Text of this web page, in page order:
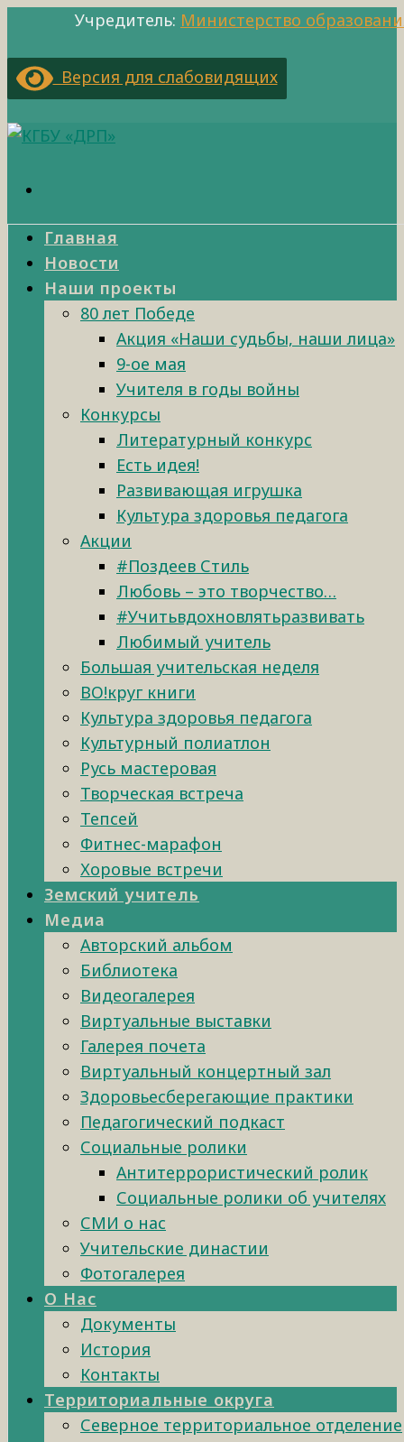
Учредитель: Министерство
Версия для слабовидящих
Главная
Новости
Наши проекты
80 лет Победе
Акция «Наши судьбы, наши лица»
9-ое мая
Учителя в годы войны
Конкурсы
Литературный конкурс
Есть идея!
Развивающая игрушка
Культура здоровья педагога
Акции
#Поздеев Стиль
Любовь – это творчество…
#Учитьвдохновлятьразвивать
Любимый учитель
Большая учительская неделя
ВО!круг книги
Культура здоровья педагога
Культурный полиатлон
Русь мастеровая
Творческая встреча
Тепсей
Фитнес-марафон
Хоровые встречи
Земский учитель
Медиа
Авторский альбом
Библиотека
Видеогалерея
Виртуальные выставки
Галерея почета
Виртуальный концертный зал
Здоровьесберегающие практики
Педагогический подкаст
Социальные ролики
Антитеррористический ролик
Социальные ролики об учителях
СМИ о нас
Учительские династии
Фотогалерея
О Нас
Документы
История
Контакты
Территориальные округа
Северное территориальное отделение